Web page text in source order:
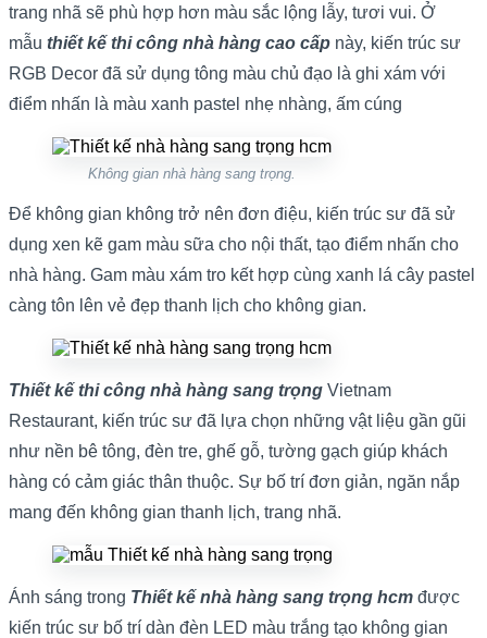
trang nhã sẽ phù hợp hơn màu sắc lộng lẫy, tươi vui. Ở
mẫu thiết kế thi công nhà hàng cao cấp này, kiến trúc sư
RGB Decor đã sử dụng tông màu chủ đạo là ghi xám với
điểm nhấn là màu xanh pastel nhẹ nhàng, ấm cúng
Không gian nhà hàng sang trọng.
Để không gian không trở nên đơn điệu, kiến trúc sư đã sử
dụng xen kẽ gam màu sữa cho nội thất, tạo điểm nhấn cho
nhà hàng. Gam màu xám tro kết hợp cùng xanh lá cây pastel
càng tôn lên vẻ đẹp thanh lịch cho không gian.
Thiết kế thi công nhà hàng sang trọng Vietnam
Restaurant, kiến trúc sư đã lựa chọn những vật liệu gần gũi
như nền bê tông, đèn tre, ghế gỗ, tường gạch giúp khách
hàng có cảm giác thân thuộc. Sự bố trí đơn giản, ngăn nắp
mang đến không gian thanh lịch, trang nhã.
Ánh sáng trong Thiết kế nhà hàng sang trọng hcm được
kiến trúc sư bố trí dàn đèn LED màu trắng tạo không gian